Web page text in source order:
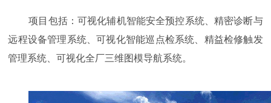
项目包括：可视化辅机智能安全预控系统、精密诊断与
远程设备管理系统、可视化智能巡点检系统、精益检修触发
管理系统、可视化全厂三维图模导航系统。